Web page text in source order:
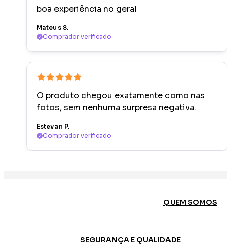
boa experiência no geral
Mateus S.
Comprador verificado
O produto chegou exatamente como nas
fotos, sem nenhuma surpresa negativa.
Estevan P.
Comprador verificado
QUEM SOMOS
SEGURANÇA E QUALIDADE